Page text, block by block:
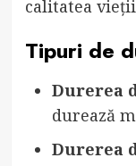
calitatea
Tipuri de
Durerea
durează
Durerea